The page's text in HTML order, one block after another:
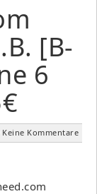
[B-
6
Keine Kommentare